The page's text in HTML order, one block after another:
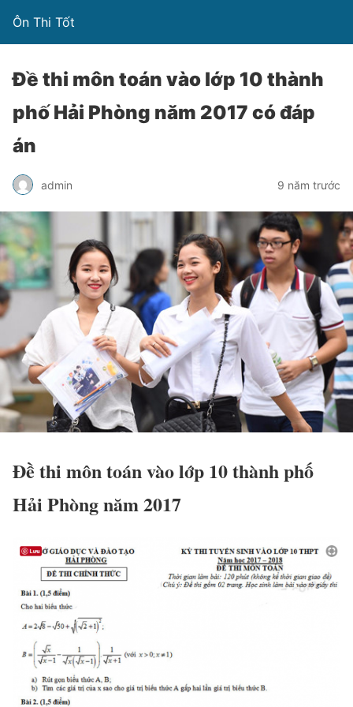
Ôn Thi Tốt
Đề thi môn toán vào lớp 10 thành
phố Hải Phòng năm 2017 có đáp
án
admin 9 năm trước
Đề thi môn toán vào lớp 10 thành phố
Hải Phòng năm 2017